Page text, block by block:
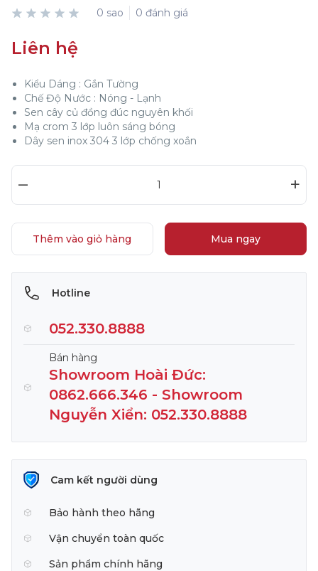
0 sao 0 đánh giá
Liên hệ
Kiểu Dáng : Gắn Tường
Chế Độ Nước : Nóng - Lạnh
Sen cây củ đồng đúc nguyên khối
Mạ crom 3 lớp luôn sáng bóng
Dây sen inox 304 3 lớp chống xoắn
– +
Thêm vào giỏ hàng Mua ngay
Hotline
052.330.8888
Bán hàng
Showroom Hoài Đức:
0862.666.346 - Showroom
Nguyễn Xiển: 052.330.8888
Cam kết người dùng
Bảo hành theo hãng
Vận chuyển toàn quốc
Sản phẩm chính hãng